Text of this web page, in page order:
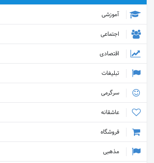
آموزشی
اجتماعی
اقتصادی
تبلیغات
سرگرمی
عاشقانه
فروشگاه
مذهبی